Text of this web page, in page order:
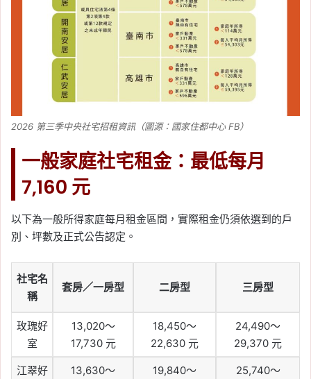
2026 第三季中央社宅招租資訊（圖源：國家住都中心 FB）
一般家庭社宅租金：最低每月
7,160 元
以下為一般所得家庭每月租金區間，實際租金仍須依選到的戶
別、坪數及正式公告認定。
社宅名
稱
套房／一房型 二房型 三房型
玫瑰好
室
13,020～
17,730 元
18,450～
22,630 元
24,490～
29,370 元
江翠好 13,630～ 19,840～ 25,740～